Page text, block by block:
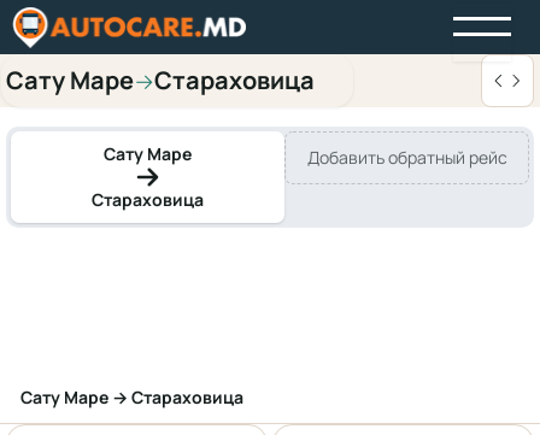
Сату Маре→Стараховица
Сату Маре
Стараховица
Добавить обратный рейс
Сату Маре → Стараховица